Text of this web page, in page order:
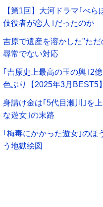
【第1回】大河ドラマ｢べ
伎役者が恋人｣だったのか
吉原で遺産を溶かした"た
尋常でない対応
｢吉原史上最高の玉の輿｣2
色ぶり【2025年3月BEST5】
身請け金は｢5代目瀬川｣を
な遊女｣の末路
｢梅毒にかかった遊女｣の
う地獄絵図